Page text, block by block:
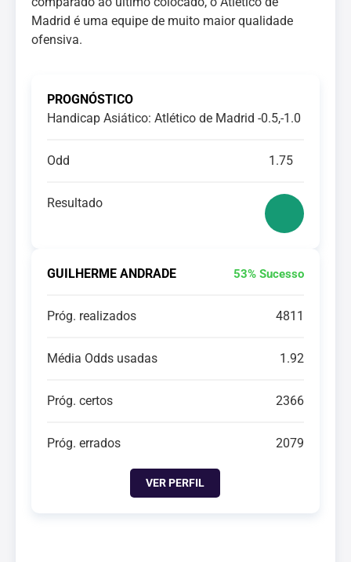
Madrid é uma equipe de muito maior qualidade
ofensiva.
PROGNÓSTICO
Handicap Asiático: Atlético de Madrid -0.5,-1.0
Odd 1.75
Resultado
GUILHERME ANDRADE 53% Sucesso
Próg. realizados 4811
Média Odds usadas 1.92
Próg. certos 2366
Próg. errados 2079
VER PERFIL